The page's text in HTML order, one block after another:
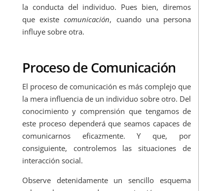
la conducta del individuo. Pues bien, diremos
que existecomunicación, cuando una persona
influye sobre otra.
Proceso de Comunicación
El proceso de comunicación es más complejo que
la mera influencia de un individuo sobre otro. Del
conocimiento y comprensión que tengamos de
este proceso dependerá que seamos capaces de
comunicarnos eficazmente. Y que, por
consiguiente, controlemos las situaciones de
interacción social.
Observe detenidamente un sencillo esquema